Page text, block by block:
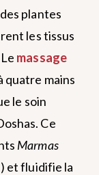
plantes
les tissus
Le massage
quatre mains
le soin
Ce
Marmas
et fluidifie la